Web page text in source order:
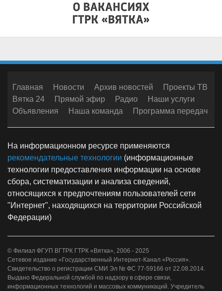
Главная Новости Архив новостей
Проекты ТВ
Вятка 24
Прямой эфир Радио
Наши услуги
Объявления
Наша команда Программа передач
На информационном ресурсе применяются
рекомендательные технологии (информационные
технологии предоставления информации на основе
сбора, систематизации и анализа сведений,
относящихся к предпочтениям пользователей сети
"Интернет", находящихся на территории Российской
Федерации)
© Филиал ФГУП ВГТРК ГТРК «Вятка», 2006 - 2025
Сетевое издание «Государственный Интернет-Канал «Россия».
Свидетельство о регистрации СМИ Эл № ФС 77-59166 от 22.08.2014.
Выдано Федеральной службой по надзору в сфере связи,
информационных технологий и массовых коммуникаций. Учредитель